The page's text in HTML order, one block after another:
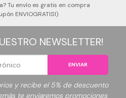
Tu envío es gratis en compra
ENVIOGRATIS1)
NEWSLETTER!
ENVIAR
y recibe el 5% de descuento
te enviaremos promociones